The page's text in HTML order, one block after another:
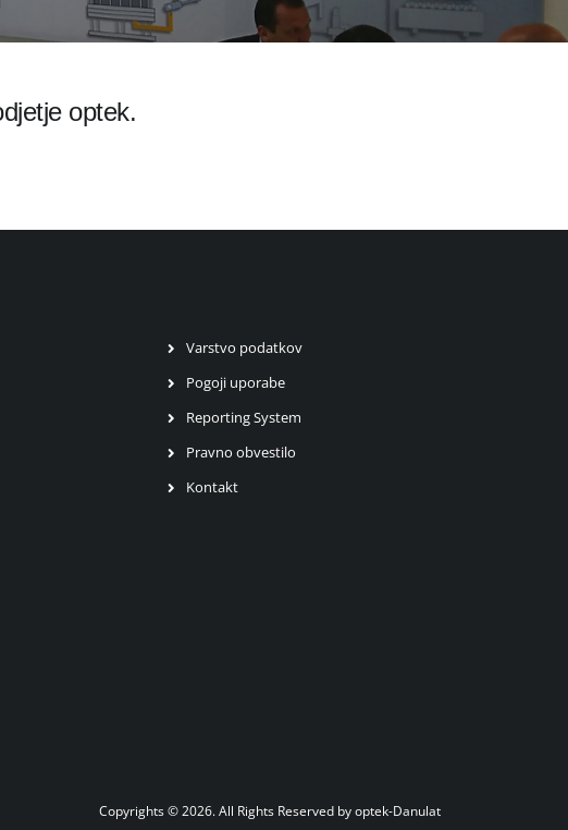
optek.
Varstvo podatkov
Pogoji uporabe
Reporting System
Pravno obvestilo
Kontakt
Copyrights © 2026. All Rights Reserved by optek-Danulat